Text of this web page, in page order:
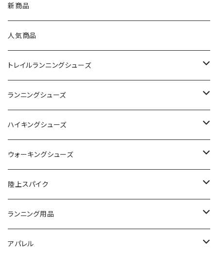
asics（アシックス）
On（オン）
YONEX（ヨネックス）
adidas（アディダス）
SAYSKY（セイスカイ）
NISHI（ニシ）
FOOTMAX（フットマックス）
SIDAS（シダス）
MIZUNO（ミズノ）
新商品
人気商品
トレイルランニングシューズ
On
VIKING
asics
adidas
THE NORTH FACE
ランニングシューズ
On
adidas
asics
YONEX
MIZUNO
ハイキングシューズ
On
VIKING
ウォーキングシューズ
YONEX
On
VIKING
陸上スパイク
asics
adidas
ランニング用品
インソール
アパレル